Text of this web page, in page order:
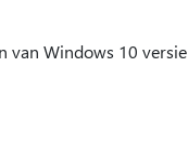
van Windows 10 versie